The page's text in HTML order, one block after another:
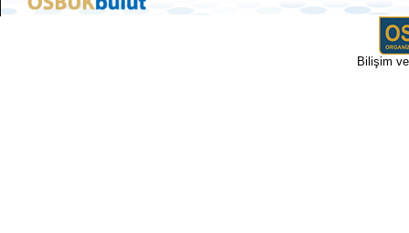
Bilişim